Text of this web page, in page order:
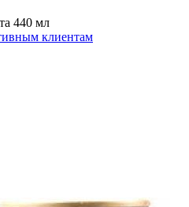
440 мл
клиентам